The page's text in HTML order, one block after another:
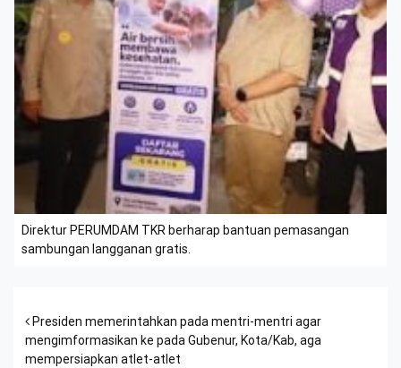
Direktur PERUMDAM TKR berharap bantuan pemasangan
sambungan langganan gratis.
Post navigation
Presiden memerintahkan pada mentri-mentri agar
mengimformasikan ke pada Gubenur, Kota/Kab, aga
mempersiapkan atlet-atlet